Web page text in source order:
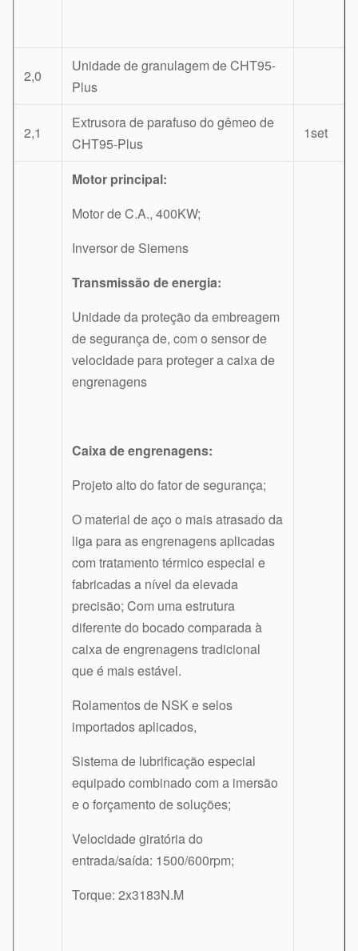
2,0
Unidade de granulagem de CHT95-
Plus
2,1
Extrusora de parafuso do gêmeo de
CHT95-Plus
1set
Motor principal:
Motor de C.A., 400KW;
Inversor de Siemens
Transmissão de energia:
Unidade da proteção da embreagem
de segurança de, com o sensor de
velocidade para proteger a caixa de
engrenagens
Caixa de engrenagens:
Projeto alto do fator de segurança;
O material de aço o mais atrasado da
liga para as engrenagens aplicadas
com tratamento térmico especial e
fabricadas a nível da elevada
precisão; Com uma estrutura
diferente do bocado comparada à
caixa de engrenagens tradicional
que é mais estável.
Rolamentos de NSK e selos
importados aplicados,
Sistema de lubrificação especial
equipado combinado com a imersão
e o forçamento de soluções;
Velocidade giratória do
entrada/saída: 1500/600rpm;
Torque: 2x3183N.M